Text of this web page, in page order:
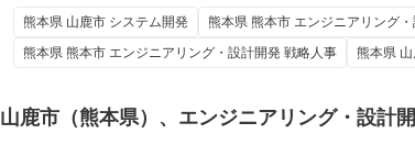
熊本県 山鹿市 システム開発 熊本県 熊本市 エンジニアリング
熊本県 熊本市 エンジニアリング・設計開発 戦略人事
熊本県
山鹿市（熊本県）、エンジニアリング・設計